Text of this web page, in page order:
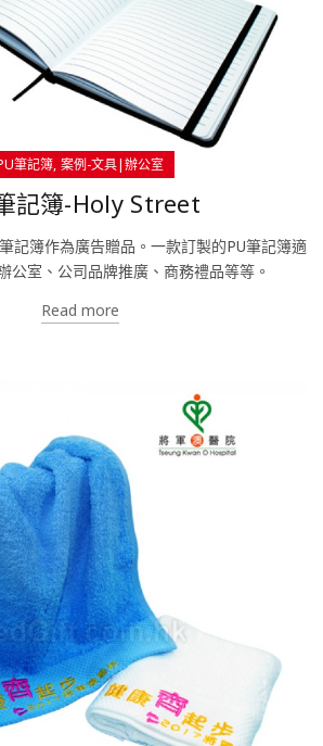
筆記簿 案例-文具|辦公室
記簿-Holy Street
記簿作為廣告贈品。一款訂製的PU筆記簿適
公室、公司品牌推廣、商務禮品等等。
Read more